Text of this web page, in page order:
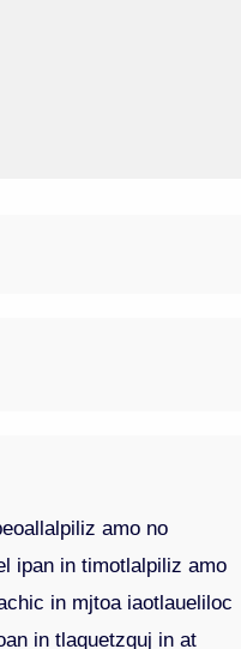
amo no
ipan in timotlalpiliz amo
in mjtoa iaotlaueliloc
in tlaquetzquj in at